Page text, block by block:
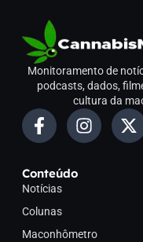
Monitoramento de
podcasts, dados,
cultura da
Conteúdo
Notícias
Colunas
Maconhômetro